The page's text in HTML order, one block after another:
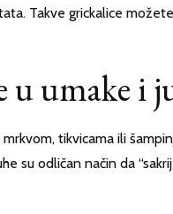
Takve grickalice
u umake i
tikvicama ili
su odličan način da